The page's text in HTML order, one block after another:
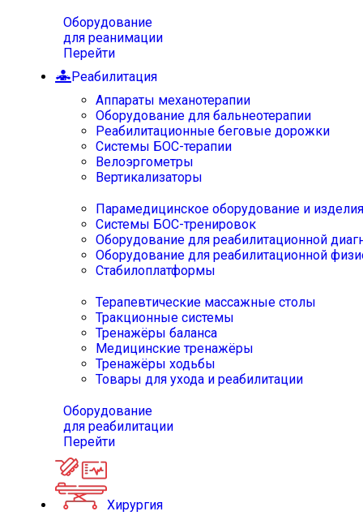
Оборудование
для реанимации
Перейти
Реабилитация
Аппараты механотерапии
Оборудование для бальнеотерапии
Реабилитационные беговые дорожки
Системы БОС-терапии
Велоэргометры
Вертикализаторы
Парамедицинское оборудование и изделия
Системы БОС-тренировок
Оборудование для реабилитационной
Оборудование для реабилитационной
Стабилоплатформы
Терапевтические массажные столы
Тракционные системы
Тренажёры баланса
Медицинские тренажёры
Тренажёры ходьбы
Товары для ухода и реабилитации
Оборудование
для реабилитации
Перейти
Хирургия